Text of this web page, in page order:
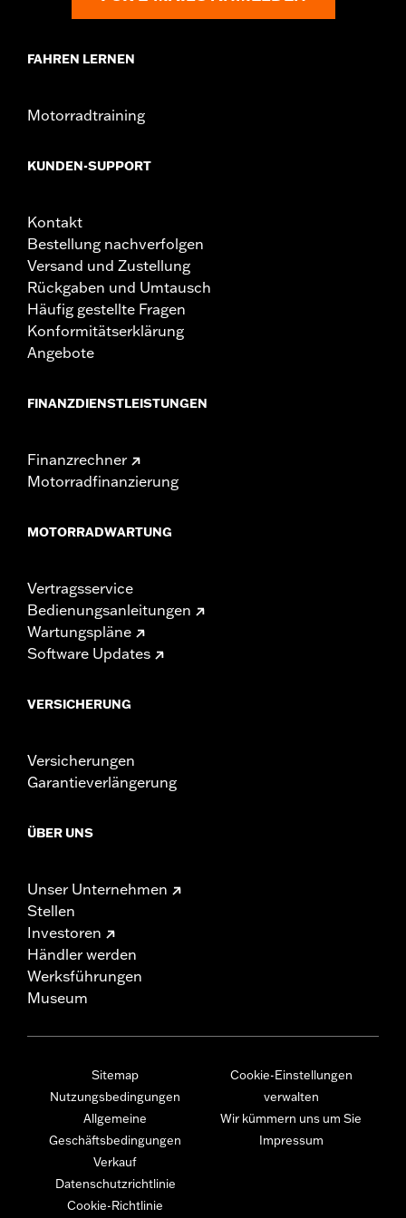
FAHREN LERNEN
Motorradtraining
KUNDEN-SUPPORT
Kontakt
Bestellung nachverfolgen
Versand und Zustellung
Rückgaben und Umtausch
Häufig gestellte Fragen
Konformitätserklärung
Angebote
FINANZDIENSTLEISTUNGEN
Finanzrechner
Motorradfinanzierung
MOTORRADWARTUNG
Vertragsservice
Bedienungsanleitungen
Wartungspläne
Software Updates
VERSICHERUNG
Versicherungen
Garantieverlängerung
ÜBER UNS
Unser Unternehmen
Stellen
Investoren
Händler werden
Werksführungen
Museum
Sitemap
Nutzungsbedingungen
Allgemeine
Geschäftsbedingungen
Verkauf
Datenschutzrichtlinie
Cookie-Richtlinie
Cookie-Einstellungen
verwalten
Wir kümmern uns um Sie
Impressum